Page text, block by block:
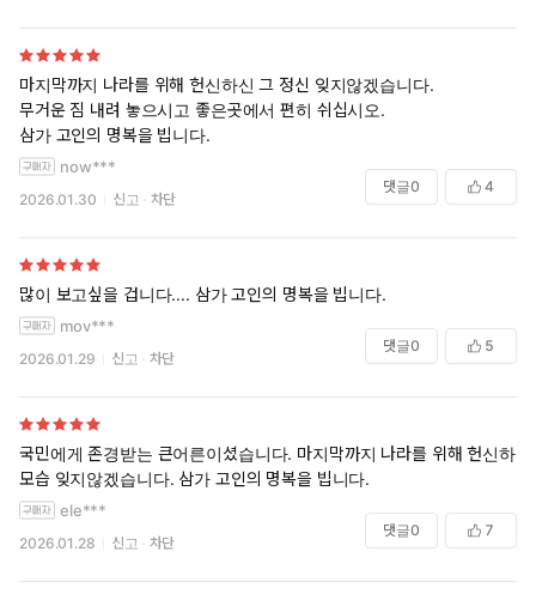
마지막까지 나라를 위해 헌신하신 그 정신 잊지않겠습니다.
무거운 짐 내려 놓으시고 좋은곳에서 편히 쉬십시오.
삼가 고인의 명복을 빕니다.
now***
2026.01.30 신고 차단
댓글0 4
많이 보고싶을 겁니다.... 삼가 고인의 명복을 빕니다.
mov***
2026.01.29 신고 차단
댓글0 5
국민에게 존경받는 큰어른이셨습니다. 마지막까지 나라를 위해 헌신하신
모습 잊지않겠습니다. 삼가 고인의 명복을 빕니다.
ele***
2026.01.28 신고 차단
댓글0 7